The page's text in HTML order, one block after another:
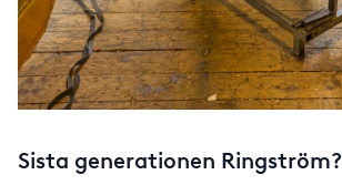
Sista generationen Ringström?